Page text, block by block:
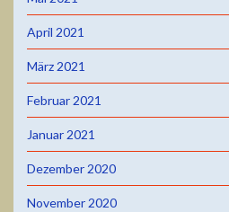
April 2021
März 2021
Februar 2021
Januar 2021
Dezember 2020
November 2020